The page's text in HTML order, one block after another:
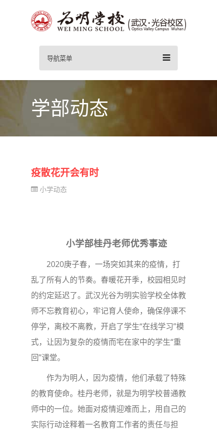
导航菜单
学部动态
疫散花开会有时
小学动态
小学部桂丹老师优秀事迹
2020庚子春，一场突如其来的疫情，打
乱了所有人的节奏。春暖花开季，校园相见时
的约定延迟了。武汉光谷为明实验学校全体教
师不忘教育初心，牢记育人使命，确保停课不
停学，离校不离教，开启了学生“在线学习”模
式，让因为复杂的疫情而宅在家中的学生“重
回”课堂。
作为为明人，因为疫情，他们承载了特殊
的教育使命。桂丹老师，就是为明学校普通教
师中的一位。她面对疫情迎难而上，用自己的
实际行动诠释着一名教育工作者的责任与担